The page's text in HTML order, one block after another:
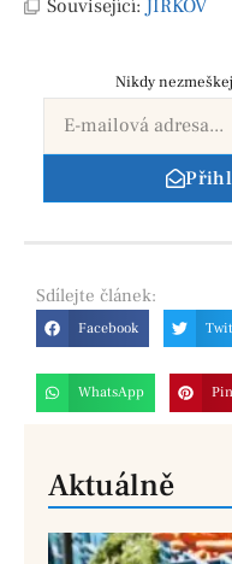
Související: JIRKOV
Nikdy
Sdílejte článek:
Facebook
WhatsApp
Aktuálně